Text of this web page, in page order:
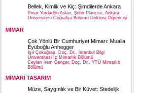
Bellek, Kimlik ve Kiç: Şimdilerde Ankara
Pınar Yurdadön Aslan, Şehir Plancısı, Ankara
Üniversitesi Coğrafya Bölümü Doktora Öğrencisi
MİMAR
Çok Yönlü Bir Cumhuriyet Mimarı: Mualla
Eyüboğlu Anhegger
Işıl Çokuğraş, Doç. Dr., İstanbul Bilgi
Üniversitesi İç Mimarlık Bölümü
Ceylan İrem Gençer, Doç. Dr., YTÜ Mimarlık
Bölümü
MİMARİ TASARIM
Müze, Saygınlık ve Bir Küvet: Stedelijk